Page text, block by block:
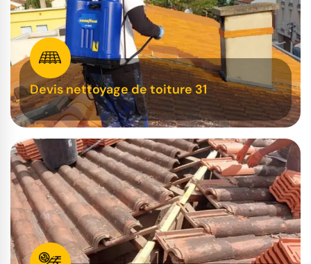
Devis nettoyage de toiture 31